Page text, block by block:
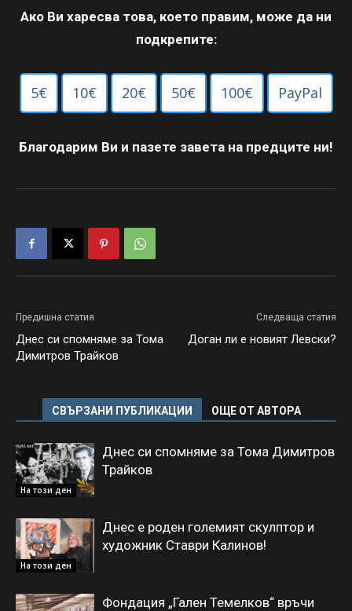
Ако Ви харесва това, което правим, може да ни
подкрепите:
5€ 10€ 20€ 50€ 100€ PayPal
Благодарим Ви и пазете завета на предците ни!
Предишна статия
Днес си спомняме за Тома
Димитров Трайков
Следваща статия
Доган ли е новият Левски?
СВЪРЗАНИ ПУБЛИКАЦИИ ОЩЕ ОТ АВТОРА
На този ден
Днес си спомняме за Тома Димитров
Трайков
На този ден
Днес е роден големият скулптор и
художник Ставри Калинов!
Фондация „Гален Темелков“ връчи